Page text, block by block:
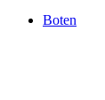
Boten